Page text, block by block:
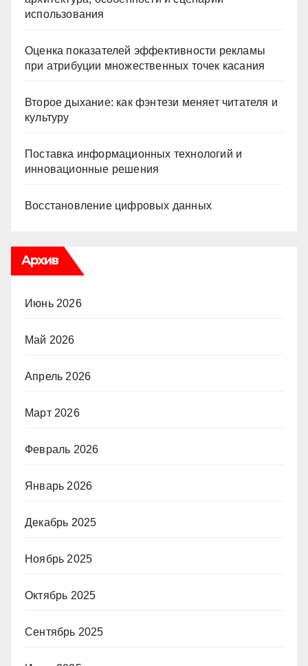
использования
Оценка показателей эффективности рекламы
при атрибуции множественных точек касания
Второе дыхание: как фэнтези меняет читателя и
культуру
Поставка информационных технологий и
инновационные решения
Восстановление цифровых данных
Архив
Июнь 2026
Май 2026
Апрель 2026
Март 2026
Февраль 2026
Январь 2026
Декабрь 2025
Ноябрь 2025
Октябрь 2025
Сентябрь 2025